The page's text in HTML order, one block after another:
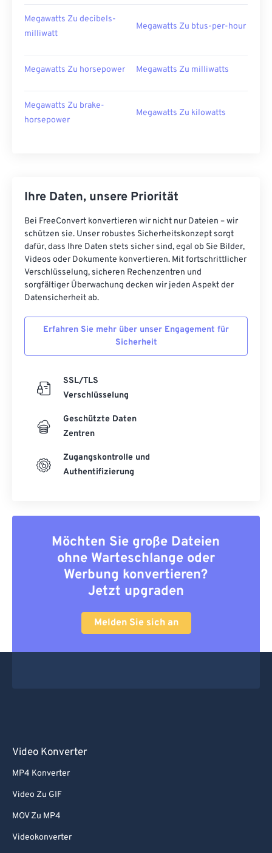
Megawatts Zu decibels-
milliwatt
Megawatts Zu btus-per-hour
Megawatts Zu horsepower Megawatts Zu milliwatts
Megawatts Zu brake-
horsepower
Megawatts Zu kilowatts
Ihre Daten, unsere Priorität
Bei FreeConvert konvertieren wir nicht nur Dateien – wir
schützen sie. Unser robustes Sicherheitskonzept sorgt
dafür, dass Ihre Daten stets sicher sind, egal ob Sie Bilder,
Videos oder Dokumente konvertieren. Mit fortschrittlicher
Verschlüsselung, sicheren Rechenzentren und
sorgfältiger Überwachung decken wir jeden Aspekt der
Datensicherheit ab.
Erfahren Sie mehr über unser Engagement für
Sicherheit
SSL/TLS
Verschlüsselung
Geschützte Daten
Zentren
Zugangskontrolle und
Authentifizierung
Möchten Sie große Dateien
ohne Warteschlange oder
Werbung konvertieren?
Jetzt upgraden
Melden Sie sich an
Video Konverter
MP4 Konverter
Video Zu GIF
MOV Zu MP4
Videokonverter